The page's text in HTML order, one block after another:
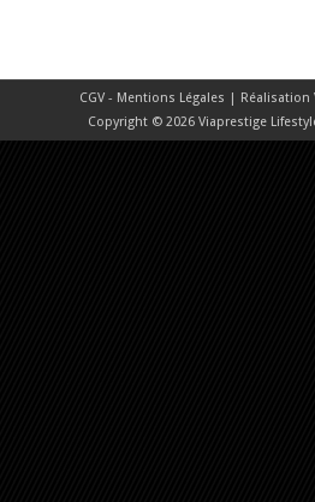
CGV - Mentions Légales | Réalisation
Copyright © 2026 Viaprestige